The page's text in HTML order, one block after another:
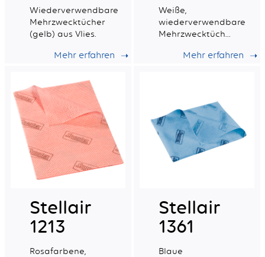
Wiederverwendbare
Mehrzwecktücher
(gelb) aus Vlies.
Mehr erfahren
Weiße,
wiederverwendbare
Mehrzwecktücher
Mehr erfahren
Stellair
1213
Rosafarbene,
Stellair
1361
Blaue